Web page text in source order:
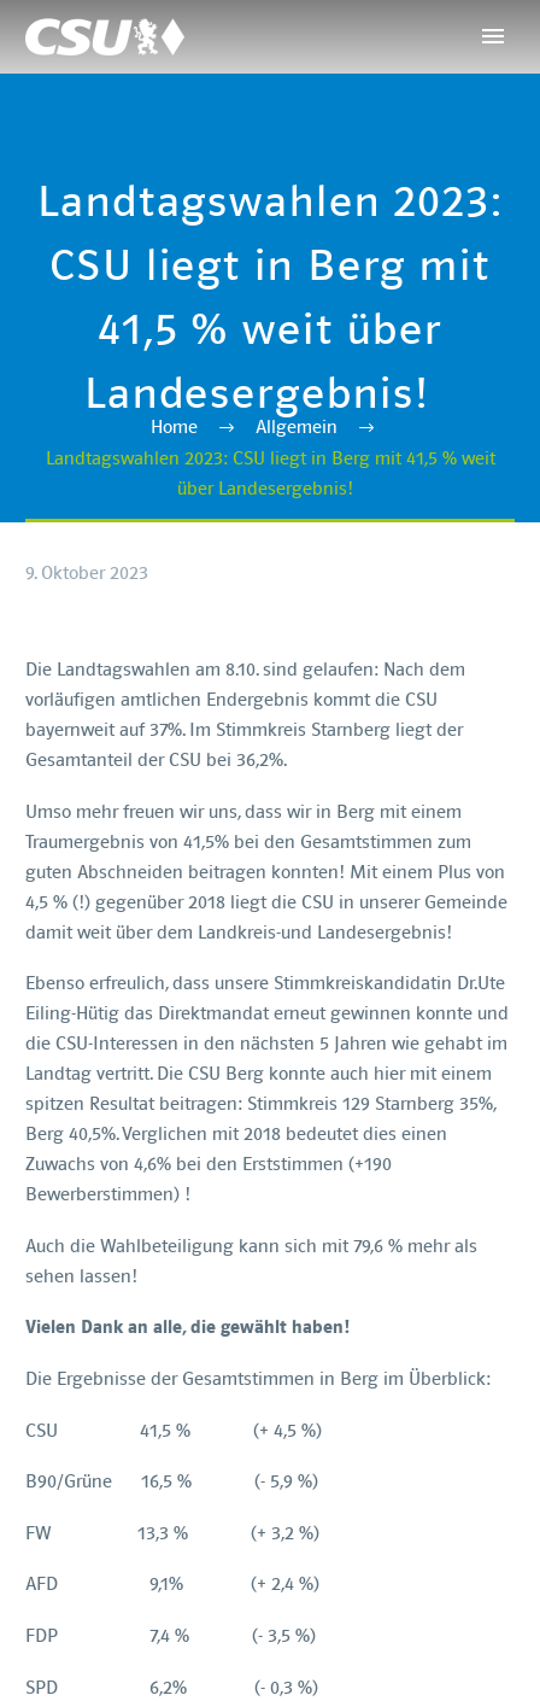
Landtagswahlen 2023:
CSU liegt in Berg mit
41,5 % weit über
Landesergebnis!
Home
Allgemein
Landtagswahlen 2023: CSU liegt in Berg mit 41,5 % weit
über Landesergebnis!
9. Oktober 2023
Die Landtagswahlen am 8.10. sind gelaufen: Nach dem
vorläufigen amtlichen Endergebnis kommt die CSU
bayernweit auf 37%. Im Stimmkreis Starnberg liegt der
Gesamtanteil der CSU bei 36,2%.
Umso mehr freuen wir uns, dass wir in Berg mit einem
Traumergebnis von 41,5% bei den Gesamtstimmen zum
guten Abschneiden beitragen konnten! Mit einem Plus von
4,5 % (!) gegenüber 2018 liegt die CSU in unserer Gemeinde
damit weit über dem Landkreis-und Landesergebnis!
Ebenso erfreulich, dass unsere Stimmkreiskandidatin Dr.Ute
Eiling-Hütig das Direktmandat erneut gewinnen konnte und
die CSU-Interessen in den nächsten 5 Jahren wie gehabt im
Landtag vertritt. Die CSU Berg konnte auch hier mit einem
spitzen Resultat beitragen: Stimmkreis 129 Starnberg 35%,
Berg 40,5%. Verglichen mit 2018 bedeutet dies einen
Zuwachs von 4,6% bei den Erststimmen (+190
Bewerberstimmen) !
Auch die Wahlbeteiligung kann sich mit 79,6 % mehr als
sehen lassen!
Vielen Dank an alle, die gewählt haben!
Die Ergebnisse der Gesamtstimmen in Berg im Überblick:
CSU 41,5 % (+ 4,5 %)
B90/Grüne 16,5 % (- 5,9 %)
FW 13,3 % (+ 3,2 %)
AFD 9,1% (+ 2,4 %)
FDP 7,4 % (- 3,5 %)
SPD 6,2% (- 0,3 %)